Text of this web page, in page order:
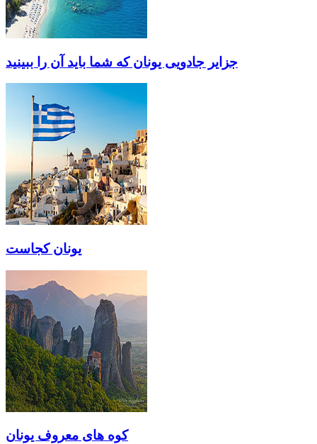
جزایر جادویی یونان که شما باید آن را ببینید
یونان کجاست
کوه های معروف یونان